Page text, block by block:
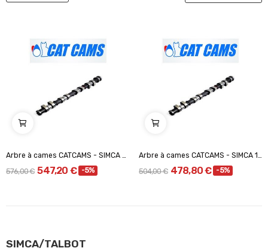
SIMCA/TALBOT
576,00 € 547,20 € -5% 504,00 € 478,80 € -5%